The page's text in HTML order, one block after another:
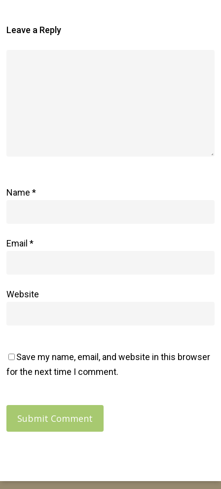
Leave a Reply
Name*
Email*
Website
Save my name, email, and website in this browser
for the next time I comment.